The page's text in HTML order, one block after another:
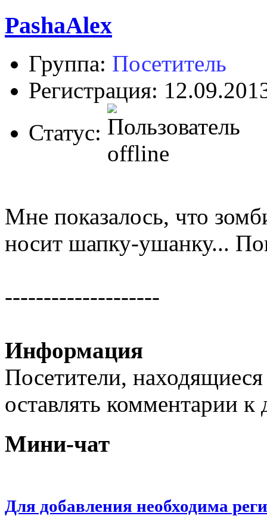
PashaAlex
Группа: Посетитель
Регистрация:
Статус:
Мне показалось, что
носит шапку-ушанку...
--------------------
Информация
Посетители,
оставлять комментарии
Мини-чат
Для добавления необходима